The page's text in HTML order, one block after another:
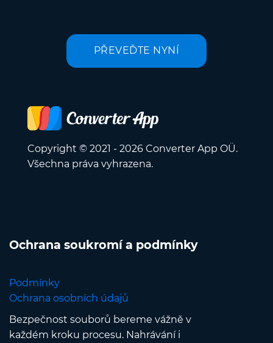
PŘEVEĎTE NYNÍ
Copyright © 2021 - 2026 Converter App OÜ.
Všechna práva vyhrazena.
Ochrana soukromí a podmínky
Podmínky
Ochrana osobních údajů
Bezpečnost souborů bereme vážně v
každém kroku procesu. Nahrávání i